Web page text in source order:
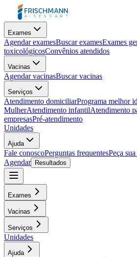
Exames
Agendar examesBuscar examesExames
toxicológicosConvênios atendidos
Vacinas
Agendar vacinasBuscar vacinas
Serviços
Atendimento domiciliarPrograma melhor
MulherAtendimento infantilAtendimento
empresasPré-atendimento
Unidades
Ajuda
Fale conoscoPerguntas frequentesPeça
Agendar
Resultados
Exames
Vacinas
Serviços
Unidades
Ajuda